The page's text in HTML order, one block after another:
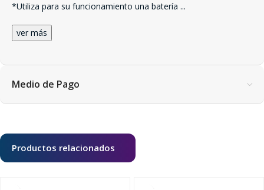
*Utiliza para su funcionamiento una batería ...
ver más
Medio de Pago
Productos relacionados